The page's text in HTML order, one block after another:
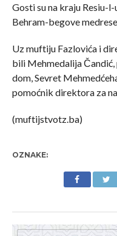
Gosti su na kraju Resiu-
Behram-begove
Uz muftiju Fazlovića i
bili Mehmedalija
dom, Sevret
pomoćnik direktora za
(muftijstvotz.ba)
OZNAKE: